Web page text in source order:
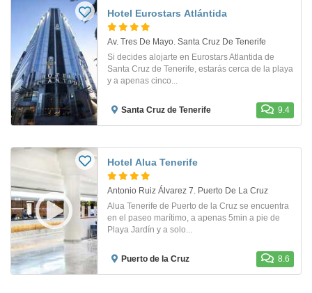
Hotel Eurostars Atlántida
Av. Tres De Mayo. Santa Cruz De Tenerife
Si decides alojarte en Eurostars Atlantida de
Santa Cruz de Tenerife, estarás cerca de la playa
y a apenas cinco...
Santa Cruz de Tenerife 9.4
Hotel Alua Tenerife
Antonio Ruiz Álvarez 7. Puerto De La Cruz
Alua Tenerife de Puerto de la Cruz se encuentra
en el paseo marítimo, a apenas 5min a pie de
Playa Jardín y a solo...
Puerto de la Cruz 8.6